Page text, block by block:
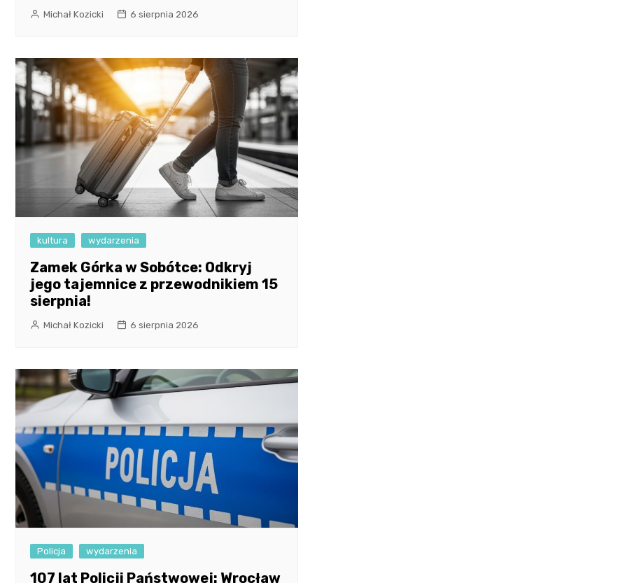
Michał Kozicki 6 sierpnia 2026
kultura wydarzenia
Zamek Górka w Sobótce: Odkryj
jego tajemnice z przewodnikiem 15
sierpnia!
Michał Kozicki 6 sierpnia 2026
Policja wydarzenia
107 lat Policji Państwowej: Wrocław